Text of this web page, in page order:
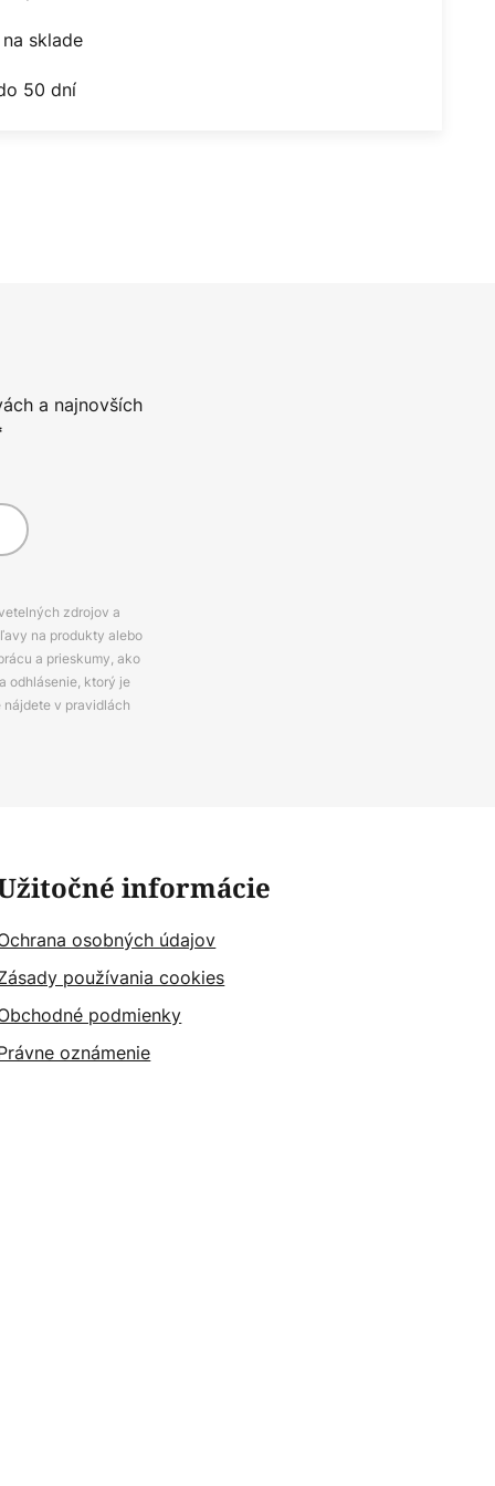
sklade
50 dní
a najnovších
zdrojov a
na produkty alebo
a prieskumy, ako
odhlásenie, ktorý je
nájdete v pravidlách
informácie
osobných údajov
používania cookies
podmienky
oznámenie